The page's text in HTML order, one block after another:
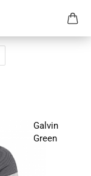
Galvin
Green